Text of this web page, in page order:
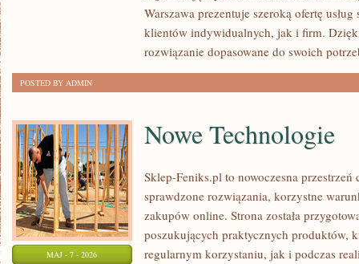
Warszawa prezentuje szeroką ofertę
klientów indywidualnych, jak i firm.
rozwiązanie dopasowane do swoich
POSTED BY ADMIN
MAJ - 7 - 2026
Nowe Technologie
Sklep-Feniks.pl to nowoczesna przestrzeń
sprawdzone rozwiązania, korzystne
zakupów online. Strona została
poszukujących praktycznych produktów,
regularnym korzystaniu, jak i podczas